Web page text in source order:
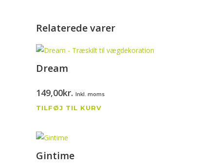
Relaterede varer
Dream
149,00kr. Inkl. moms
TILFØJ TIL KURV
Gintime